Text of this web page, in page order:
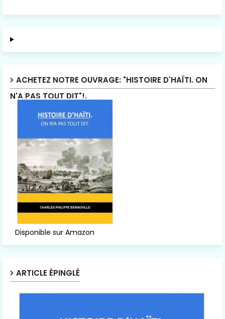
ACHETEZ NOTRE OUVRAGE: "HISTOIRE D'HAÏTI. ON
N'A PAS TOUT DIT"!.
Disponible sur Amazon
ARTICLE ÉPINGLÉ